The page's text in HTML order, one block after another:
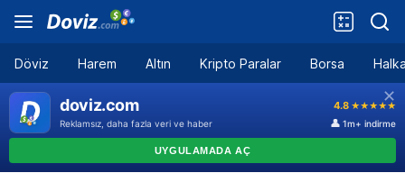
Döviz Harem Altın Kripto Paralar Borsa